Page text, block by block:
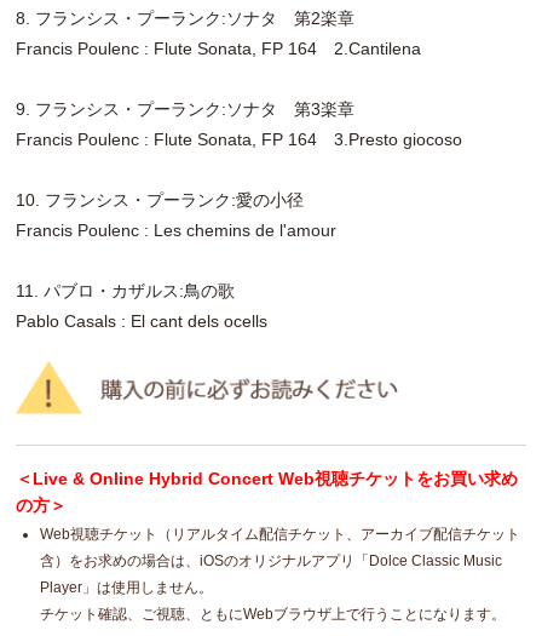
8. フランシス・プーランク:ソナタ 第2楽章
Francis Poulenc : Flute Sonata, FP 164 2.Cantilena
9. フランシス・プーランク:ソナタ 第3楽章
Francis Poulenc : Flute Sonata, FP 164 3.Presto giocoso
10. フランシス・プーランク:愛の小径
Francis Poulenc : Les chemins de l'amour
11. パブロ・カザルス:鳥の歌
Pablo Casals : El cant dels ocells
＜Live & Online Hybrid Concert Web視聴チケットをお買い求め
の方＞
Web視聴チケット（リアルタイム配信チケット、アーカイブ配信チケット
含）をお求めの場合は、iOSのオリジナルアプリ「Dolce Classic Music
Player」は使用しません。
チケット確認、ご視聴、ともにWebブラウザ上で行うことになります。